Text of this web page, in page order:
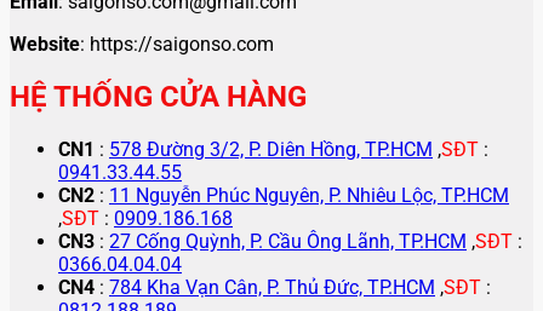
Website: https://saigonso.com
HỆ THỐNG CỬA HÀNG
CN1 : 578 Đường 3/2, P. Diên Hồng, TP.HCM ,SĐT :
0941.33.44.55
CN2 : 11 Nguyễn Phúc Nguyên, P. Nhiêu Lộc, TP.HCM
,SĐT : 0909.186.168
CN3 : 27 Cống Quỳnh, P. Cầu Ông Lãnh, TP.HCM ,SĐT :
0366.04.04.04
CN4 : 784 Kha Vạn Cân, P. Thủ Đức, TP.HCM ,SĐT :